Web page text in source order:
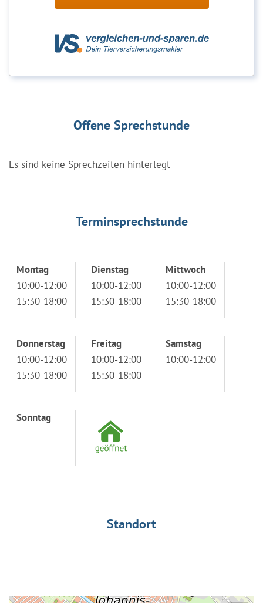
Offene Sprechstunde
Es sind keine Sprechzeiten hinterlegt
Terminsprechstunde
Montag
10:00-12:00
15:30-18:00
Dienstag
10:00-12:00
15:30-18:00
Mittwoch
10:00-12:00
15:30-18:00
Donnerstag
10:00-12:00
15:30-18:00
Freitag
10:00-12:00
15:30-18:00
Samstag
10:00-12:00
Sonntag
Standort